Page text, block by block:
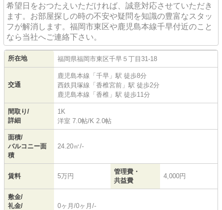
希望日をおつたえいただければ、誠意対応させていただき
ます。お部屋探しの時の不安や疑問を知識の豊富なスタッ
フが解消します。福岡市東区や鹿児島本線千早付近のこと
なら当社へご連絡下さい。
所在地 福岡県福岡市東区千早 ５丁目31-18
交通
鹿児島本線 「千早 」駅 徒歩8分
西鉄貝塚線 「香椎宮前 」駅 徒歩2分
鹿児島本線 「香椎 」駅 徒歩11分
間取り/
詳細
1K
洋室 7.0帖/K 2.0帖
面積/
バルコニー面
積
24.20㎡/-
賃料 5万円
管理費・
共益費
4,000円
敷金/
礼金/
0ヶ月/0ヶ月/-